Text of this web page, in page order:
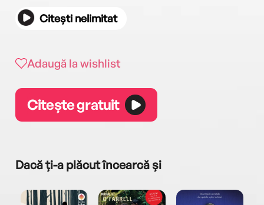
Citești nelimitat
Adaugă la wishlist
Citește gratuit
Dacă ți-a plăcut încearcă și